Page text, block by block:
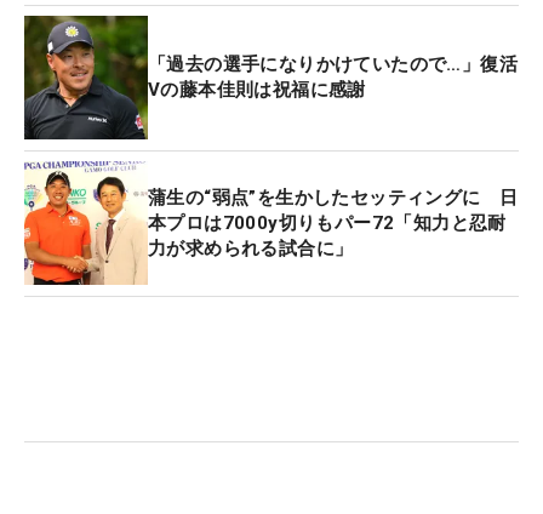
「過去の選手になりかけていたので…」復活
Vの藤本佳則は祝福に感謝
蒲生の“弱点”を生かしたセッティングに 日
本プロは7000y切りもパー72「知力と忍耐
力が求められる試合に」